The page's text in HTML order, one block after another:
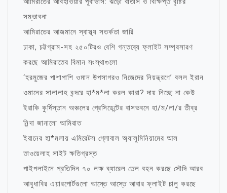
সম্ভাবনা
আমিরাতের আজমানে স্বাস্থ্য সতর্কতা জারি
ঢাকা, চট্টগ্রাম-সহ ২৫০টিরও বেশি গন্তব্যে ফ্লাইট সম্প্রসারণ
করছে আমিরাতের বিমান সংস্থাগুলো
‘হরমুজের পাশাপাশি ওমান উপসাগরও নিজেদের নিয়ন্ত্রণে’ বলল ইরান
ওমানের সালালাহ বন্দরে হা*ম*লা করল কারা? দায় নিচ্ছে না কেউ
ইরাকি কুর্দিস্তান অঞ্চলের প্রেসিডেন্টের বাসভবনে হা/ম/লা/র তীব্র
নিন্দা জানালো আমিরাত
ইরানের হা*মলায় এমিরেটস গ্লোবাল অ্যালুমিনিয়ামের আল
তাওয়েলাহ সাইট ক্ষতিগ্রস্ত
পাইপলাইনে প্রতিদিন ৭০ লক্ষ ব্যারেল তেল বহন করছে সৌদি আরব
আবুধাবির এয়ারপোর্টগুলো আস্তে আস্তে আবার ফ্লাইট চালু করছে